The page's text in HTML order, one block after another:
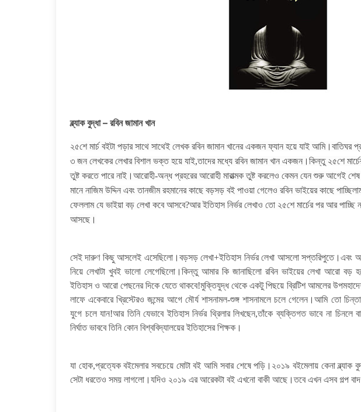
ব্ল্যাক বুদ্ধা – রবিন জামান খান
২৫শে মার্চ বইটা পড়ার সাথে সাথেই লেখক রবিন জামান খানের একজন ফ্যান হয়ে যাই আমি।বাতিঘর
৩ জন লেখকের লেখার বিশাল ভক্ত হয়ে যাই,তাদের মধ্যে রবিন জামান খান একজন।কিন্তু ২৫শে
তুষ্ট করতে পারে নাই।আরোহী-অন্ধ প্রহরের আরোহী মারাত্মক তুষ্ট করলেও কেমন যেন শুরু আগেই
মানে নাজিম উদ্দিন এবং তানজীম রহমানের কাছে বড়সড় বই পাওয়া গেলেও রবিন ভাইয়ের কাছে
ফেললাম যে ভাইয়া বড় লেখা কবে আসবে?আর ইতিহাস নির্ভর লেখাও তো ২৫শে মার্চের পর আর পাচ্ছি
আসছে।
সেই দারুণ কিছু আসলেই এসেছিলো।বড়সড় লেখা+ইতিহাস নির্ভর লেখা আসলো সপ্তরিপুতে।এবং
নিয়ে লেখাটা খুবই ভালো লেগেছিলো।কিন্তু আমার কি জানাছিলো রবিন ভাইয়ের লেখা আরো বড়
ইতিহাস ও আরো পেছনের দিকে যেতে থাকবে!মুক্তিযুদ্ধ থেকে একটু পিছয়ে ব্রিটিশ আমলের
লাফে একেবারে খ্রিস্টেরও জন্মের আগে মৌর্য শাসনামল-শুঙ্গ শাসনামলে চলে গেলেন।আমি তো
যুগে চলে যান!আর তিনি যেভাবে ইতিহাস নির্ভর থ্রিলার লিখছেন,তাঁকে ব্যক্তিগত ভাবে না
নির্ঘাত ভাববে তিনি কোন বিশ্ববিদ্যালয়ের ইতিহাসের শিক্ষক।
যা হোক,প্রত্যেক বইমেলার সবচেয়ে মোটা বই আমি সবার শেষে পড়ি।২০১৯ বইমেলায় কেনা ব্ল্যাক
সেটা ধরতেও সময় লাগলো।যদিও ২০১৯ এর আরেকটা বই এখনো বাকী আছে।তবে এখন এসব গল্প